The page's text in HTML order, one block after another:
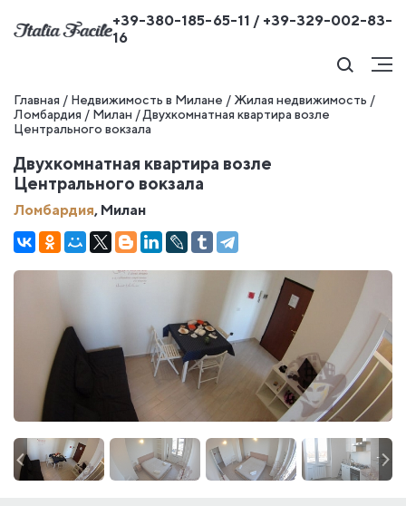
+39-380-185-65-11 / +39-329-002-83-
16
Главная / Недвижимость в Милане / Жилая недвижимость /
Ломбардия / Милан /Двухкомнатная квартира возле
Центрального вокзала
Двухкомнатная квартира возле
Центрального вокзала
Ломбардия, Милан